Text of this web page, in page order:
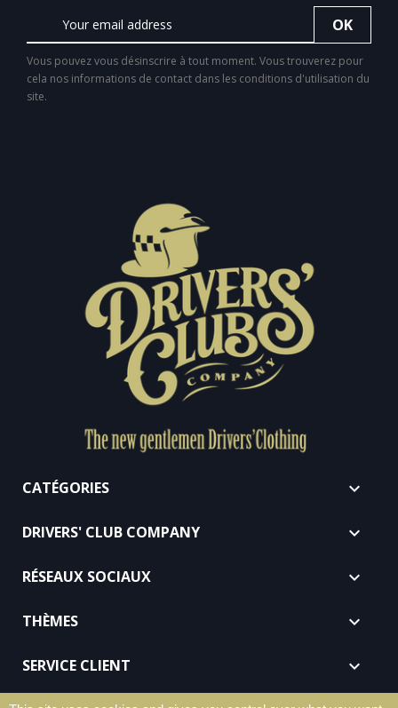
Vous pouvez vous désinscrire à tout moment. Vous trouverez pour
cela nos informations de contact dans les conditions d'utilisation du
site.
CATÉGORIES 
DRIVERS' CLUB COMPANY 
RÉSEAUX SOCIAUX 
THÈMES 
SERVICE CLIENT 